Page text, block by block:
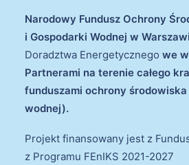
Narodowy Fundusz Ochrony
i Gospodarki Wodnej w
Doradztwa Energetycznego we
Partnerami na terenie całego
funduszami ochrony
wodnej).
Projekt finansowany jest z
z Programu FEnIKS 2021-2027